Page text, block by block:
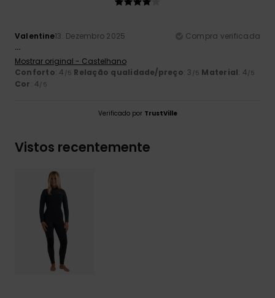
Valentine13. Dezembro 2025
Compra verificada
...
Mostrar original - Castelhano
Conforto: 4 /5 Relação qualidade/preço: 3 /5 Material: 4/5
Cor: 4/5
Verificado por TrustVille
Vistos recentemente